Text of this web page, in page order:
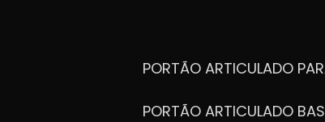
PORTÃO ARTICULADO
PORTÃO ARTICULADO